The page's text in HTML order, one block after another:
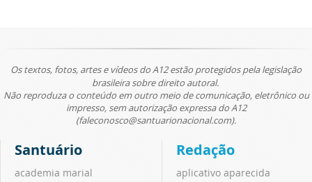
Os textos, fotos, artes e vídeos do A12 estão protegidos pela legislação
brasileira sobre direito autoral.
Não reproduza o conteúdo em outro meio de comunicação, eletrônico ou
impresso, sem autorização expressa do A12
(faleconosco@santuarionacional.com).
Santuário
academia marial
Redação
aplicativo aparecida